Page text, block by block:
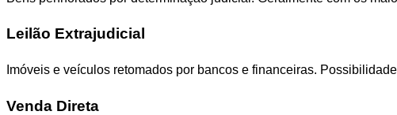
Leilão Extrajudicial
Imóveis e veículos retomados por bancos e financeiras.
Venda Direta